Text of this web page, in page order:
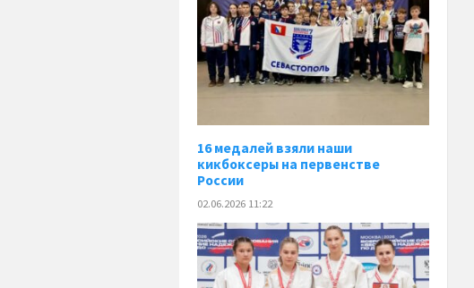
16 медалей взяли наши
кикбоксеры на первенстве
России
02.06.2026 11:22